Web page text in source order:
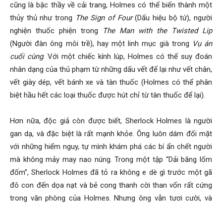
cũng là bậc thầy về cải trang, Holmes có thể biến thành một
thủy thủ như trong The Sign of Four(Dấu hiệu bộ tứ), người
nghiện thuốc phiện trong
The Man with the Twisted Lip
(Người đàn ông môi trề), hay một linh mục già trong Vụ án
cuối cùng. Với một chiếc kính lúp, Holmes có thể suy đoán
nhân dạng của thủ phạm từ những dấu vết để lại như vết chân,
vết giày dép, vết bánh xe và tàn thuốc (Holmes có thể phân
biệt hầu hết các loại thuốc được hút chỉ từ tàn thuốc để lại).
Hơn nữa, độc giả còn được biết, Sherlock Holmes là người
gan dạ, và đặc biệt là rất mạnh khỏe. Ông luôn dám đối mặt
với những hiểm nguy, tự mình khám phá các bí ẩn chết người
mà không mảy may nao núng. Trong một tập “Dải băng lốm
đốm”, Sherlock Holmes đã tỏ ra không e dè gì trước một gã
đô con đến dọa nạt và bẻ cong thanh cời than vốn rất cứng
trong văn phòng của Holmes. Nhưng ông vẫn tươi cười, và